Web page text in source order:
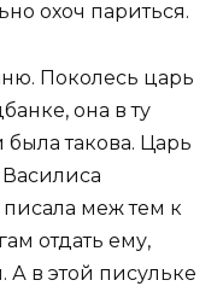
охоч париться.
Поколесь царь
она в ту
была такова. Царь
Василиса
меж тем к
отдать ему,
А в этой писульке